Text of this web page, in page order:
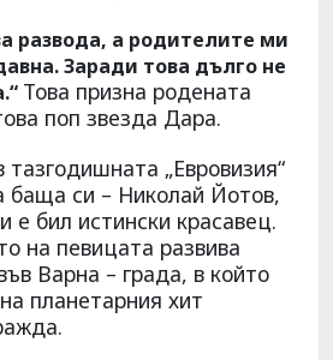
развода, а родителите ми
Заради това дълго не
Това призна родената
поп звезда Дара.
„Евровизия“
баща си – Николай Йотов,
е бил истински красавец.
на певицата развива
Варна – града, в който
планетарния хит